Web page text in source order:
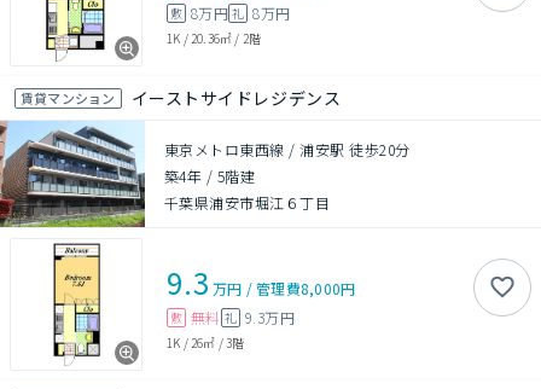
敷 8万円礼 8万円
1K / 20.36㎡ / 2階
賃貸マンション イーストサイドレジデンス
東京メトロ東西線 / 浦安駅 徒歩20分
築4年 / 5階建
千葉県浦安市堀江６丁目
9.3 万円 /管理費8,000円
敷 無料 礼 9.3万円
1K / 26㎡ /3階